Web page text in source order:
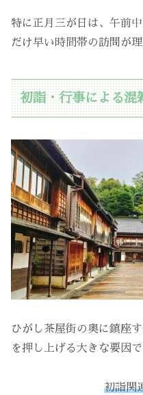
特に正月三が日は、午前
だけ早い時間帯の訪問が理
初詣・行事による混
ひがし茶屋街の奥に鎮座
を押し上げる大きな要因で
初詣関